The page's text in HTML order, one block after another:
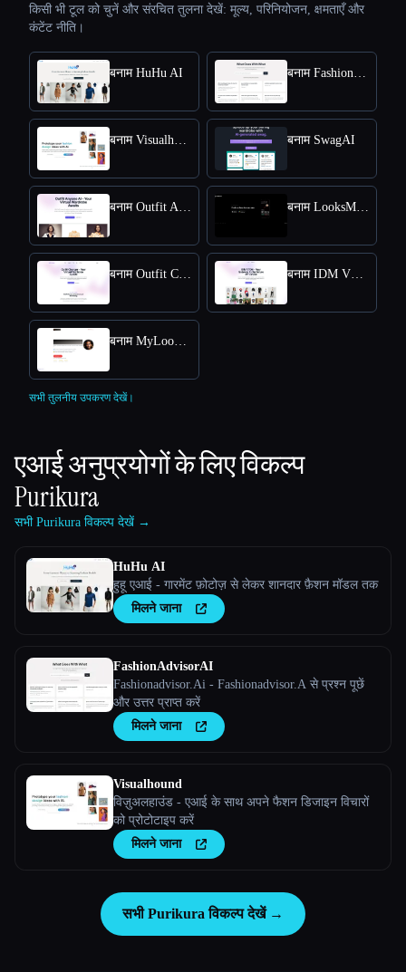
किसी भी टूल को चुनें और संरचित तुलना देखें: मूल्य, परिनियोजन, क्षमताएँ और
कंटेंट नीति।
बनाम HuHu AI बनाम FashionAdvisorAI
बनाम Visualhound बनाम SwagAI
बनाम Outfit Anyone AI बनाम LooksMax AI
बनाम Outfit Changer बनाम IDM VTON Online - Free Online Access for Virtual Try-Ons
बनाम MyLooks AI
सभी तुलनीय उपकरण देखें।
एआई अनुप्रयोगों के लिए विकल्प
Purikura
सभी Purikura विकल्प देखें →
HuHu AI
हुहू एआई - गारमेंट फ़ोटोज़ से लेकर शानदार फ़ैशन मॉडल तक
मिलने जाना
FashionAdvisorAI
Fashionadvisor.Ai - Fashionadvisor.A से प्रश्न पूछें
और उत्तर प्राप्त करें
मिलने जाना
Visualhound
विज़ुअलहाउंड - एआई के साथ अपने फैशन डिजाइन विचारों
को प्रोटोटाइप करें
मिलने जाना
सभी Purikura विकल्प देखें →